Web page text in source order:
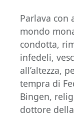
Parlava con
mondo
condotta,
infedeli,
all’altezza,
tempra di
Bingen,
dottore